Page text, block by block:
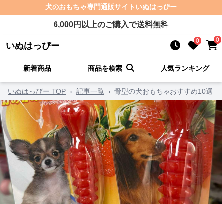
犬のおもちゃ専門通販サイト いぬはっぴー
6,000円以上のご購入で送料無料
いぬはっぴー 0 0
新着商品 商品を検索 人気ランキング
いぬはっぴー TOP › 記事一覧 › 骨型の犬おもちゃおすすめ10選